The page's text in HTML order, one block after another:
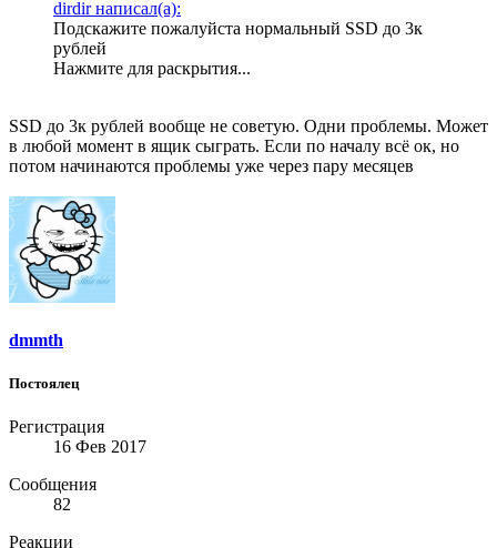
dirdir написал(а):
Подскажите пожалуйста нормальный SSD до 3к
рублей
Нажмите для раскрытия...
SSD до 3к рублей вообще не советую. Одни проблемы. Может
в любой момент в ящик сыграть. Если по началу всё ок, но
потом начинаются проблемы уже через пару месяцев
dmmth
Постоялец
Регистрация
16 Фев 2017
Сообщения
82
Реакции